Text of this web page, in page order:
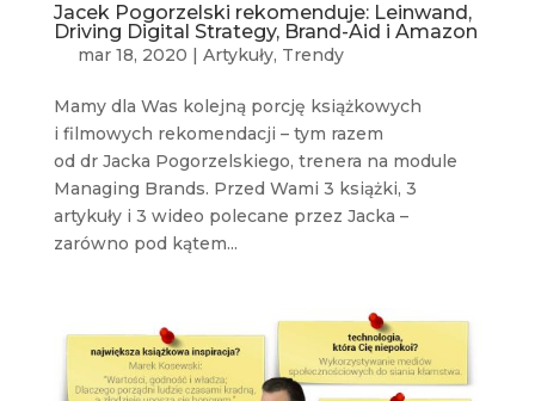
Jacek Pogorzelski rekomenduje: Leinwand,
Driving Digital Strategy, Brand-Aid i Amazon
mar 18, 2020 | Artykuły, Trendy
Mamy dla Was kolejną porcję książkowych
i filmowych rekomendacji – tym razem
od dr Jacka Pogorzelskiego, trenera na module
Managing Brands. Przed Wami 3 książki, 3
artykuły i 3 wideo polecane przez Jacka –
zarówno pod kątem...